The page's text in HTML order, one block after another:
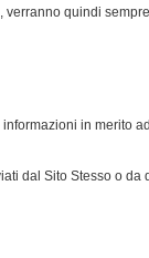
verranno quindi
in merito
dal Sito Stesso o da